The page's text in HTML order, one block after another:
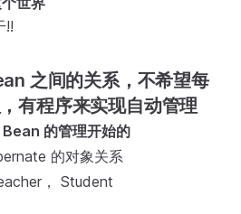
!!
之间的关系，不希望每
有程序来实现自动管理
的管理开始的
的对象关系
， Student